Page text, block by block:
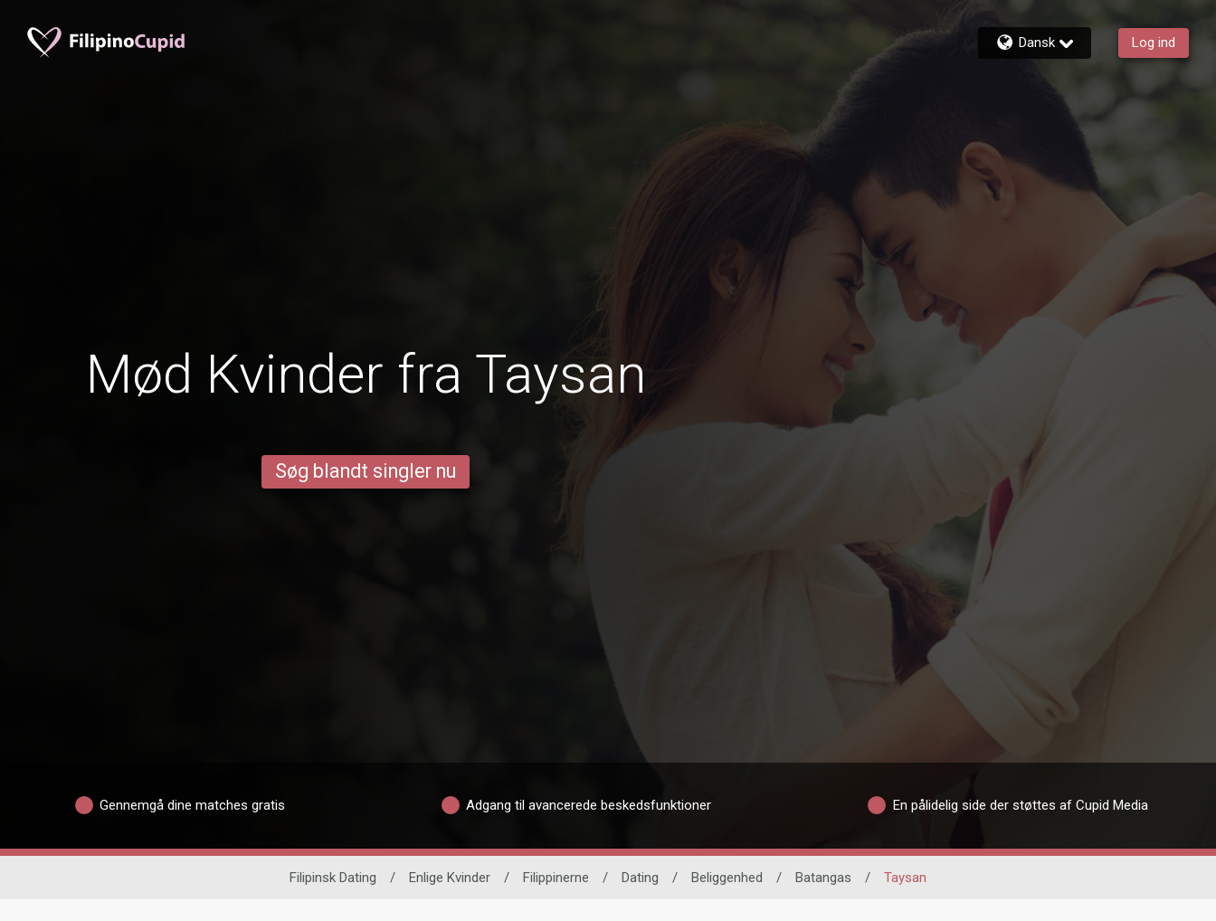
Dansk Log ind
Mød Kvinder fra Taysan
Søg blandt singler nu
Gennemgå dine matches gratis Adgang til avancerede beskedsfunktioner En pålidelig side der støttes af Cupid Media
Filipinsk Dating / Enlige Kvinder / Filippinerne / Dating / Beliggenhed / Batangas / Taysan